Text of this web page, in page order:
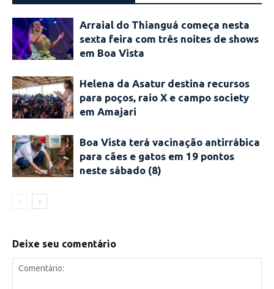
Arraial do Thianguá começa nesta
sexta feira com três noites de shows
em Boa Vista
Helena da Asatur destina recursos
para poços, raio X e campo society
em Amajari
Boa Vista terá vacinação antirrábica
para cães e gatos em 19 pontos
neste sábado (8)
Deixe seu comentário